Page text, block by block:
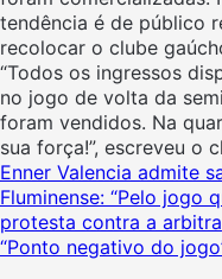
tendência é de público
recolocar o clube
“Todos os ingressos
no jogo de volta da
foram vendidos. Na
sua força!”, escreveu o
Enner Valencia admite
Fluminense: “Pelo jogo
protesta contra a
“Ponto negativo do